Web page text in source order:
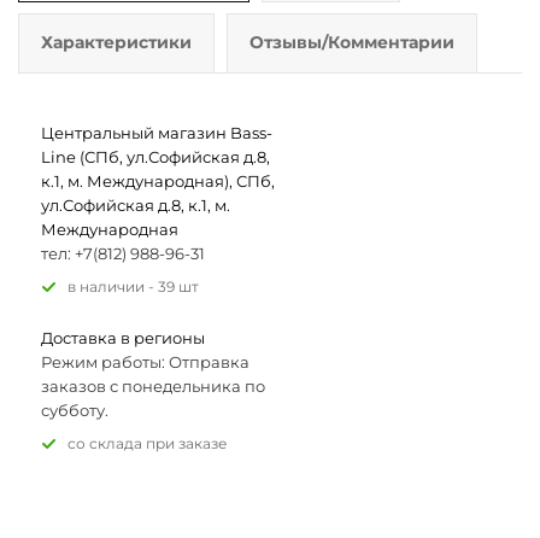
Характеристики Отзывы/Комментарии
Центральный магазин Bass-
Line (СПб, ул.Софийская д.8,
к.1, м. Международная), СПб,
ул.Софийская д.8, к.1, м.
Международная
тел: +7(812) 988-96-31
В наличии - 39 шт
Доставка в регионы
Режим работы: Отправка
заказов с понедельника по
субботу.
Со склада при заказе